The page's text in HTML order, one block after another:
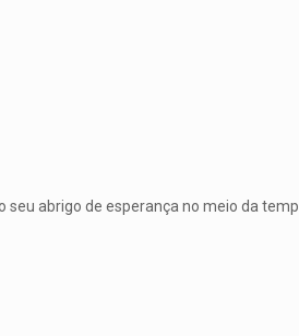
abrigo de esperança no meio da